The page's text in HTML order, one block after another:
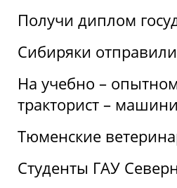
Получи диплом
Сибиряки
На учебно –
тракторист –
Тюменские
Студенты ГАУ